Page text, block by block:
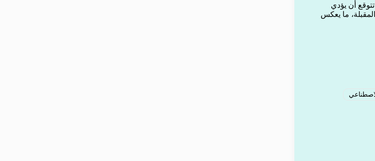
فقد أظهرت دراسة أخرى أجريت عام 2025 أن نحو 27% من الشركات في Germany تتوقع أن يؤدي
ما يعكس